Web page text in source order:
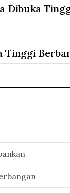
Dibuka
Tinggi